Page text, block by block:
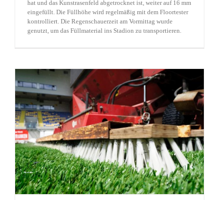
hat und das Kunstrasenfeld abgetrocknet ist, weiter auf 16 mm
eingefüllt. Die Füllhöhe wird regelmäßig mit dem Floortester
kontrolliert. Die Regenschauerzeit am Vormittag wurde
genutzt, um das Füllmaterial ins Stadion zu transportieren.